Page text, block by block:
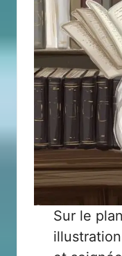
Sur le